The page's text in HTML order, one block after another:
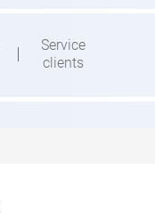
Service
clients